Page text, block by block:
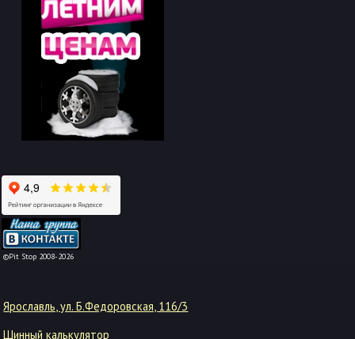
©Pit Stop 2008-2026
-->
Ярославль, ул. Б.Федоровская, 116/3
Шинный калькулятор